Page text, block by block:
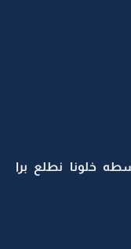
خلونا نطلع برا